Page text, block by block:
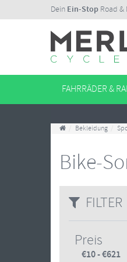
Dein Ein-Stop Road &
FAHRRÄDER &
Bekleidung
Bike-
FILTER
Preis